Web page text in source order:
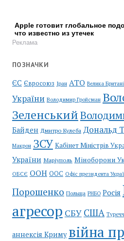
Apple готовит глобальное
что известно из утечек
Реклама
ПОЗНАЧКИ
ЄС Євросоюз Іран АТО Велика
України Володимир Гройсман
Зеленський
Байден Дмитро Кулеба Дональд
Макрон ЗСУ Кабінет Міністрів
України Маріуполь Міноборони
ОБСЄ ООН ООС Офіс президента
Порошенко Польща РНБО Росія
агресор СБУ США
аннексія Криму війна